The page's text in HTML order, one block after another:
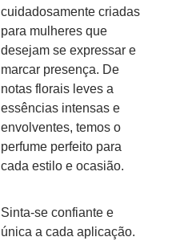
cuidadosamente criadas
para mulheres que
desejam se expressar e
marcar presença. De
notas florais leves a
essências intensas e
envolventes, temos o
perfume perfeito para
cada estilo e ocasião.
Sinta-se confiante e
única a cada aplicação.